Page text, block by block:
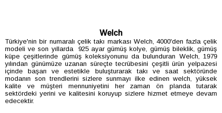
Welch
Türkiye'nin bir numaralı çelik takı markası Welch, 4000'den fazla çelik
modeli ve son yıllarda 925 ayar gümüş kolye, gümüş bileklik, gümüş
küpe çeşitlerinde gümüş koleksiyonunu da bulunduran Welch, 1979
yılından günümüze uzanan süreçte tecrübesini çeşitli ürün yelpazesi
içinde başarı ve estetikle buluşturarak takı ve saat sektöründe
modanın son trendlerini sizlere sunmayı ilke edinen welch, yüksek
kalite ve müşteri mennuniyetini her zaman ön planda tutarak
sektördeki yerini ve kalitesini koruyup sizlere hizmet etmeye devam
edecektir.